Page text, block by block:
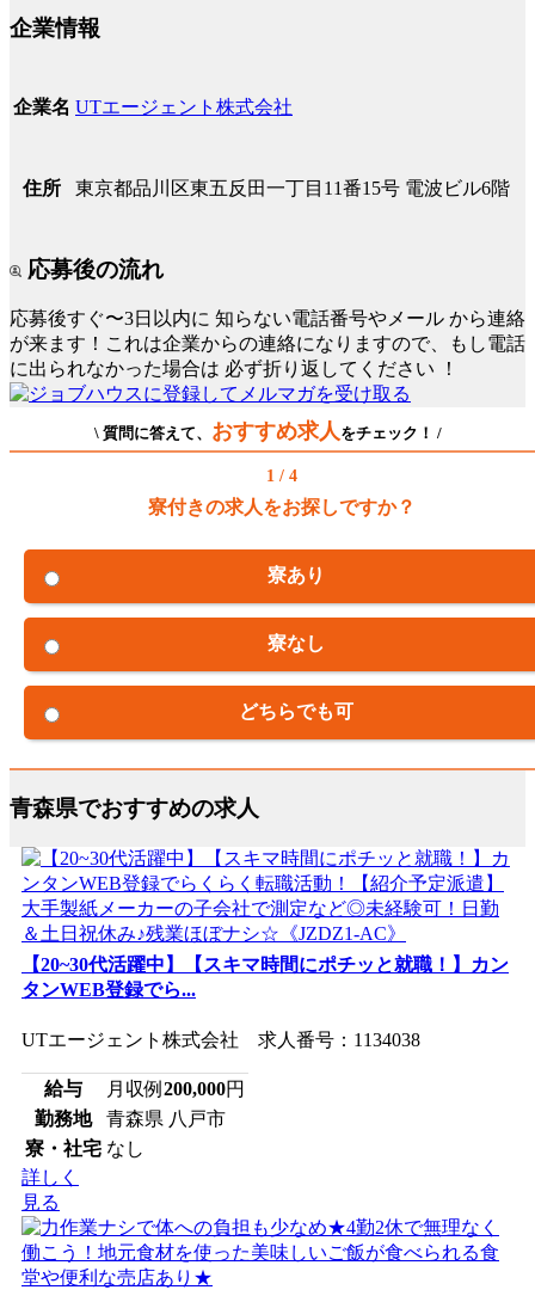
企業情報
企業名 UTエージェント株式会社
住所 東京都品川区東五反田一丁目11番15号 電波ビル6階
応募後の流れ
応募後すぐ〜3日以内に 知らない電話番号やメール から連絡
が来ます！これは企業からの連絡になりますので、もし電話
に出られなかった場合は 必ず折り返してください ！
\ 質問に答えて、 おすすめ求人をチェック！ /
1 / 4
寮付きの求人をお探しですか？
寮あり
寮なし
どちらでも可
青森県でおすすめの求人
【20~30代活躍中】【スキマ時間にポチッと就職！】カン
タンWEB登録でら...
UTエージェント株式会社 求人番号：1134038
給与 月収例 200,000円
勤務地
青森県 八戸市
寮・社宅 なし
詳しく
見る